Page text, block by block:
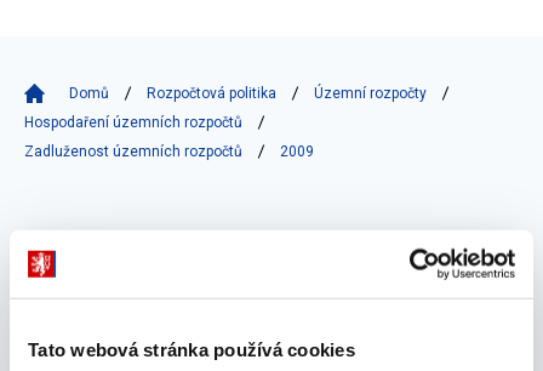
Tato webová stránka používá cookies
Domů Rozpočtová politika
Územní rozpočty
Hospodaření územních rozpočtů
Zadluženost územních rozpočtů
2009
Vyberte
2009